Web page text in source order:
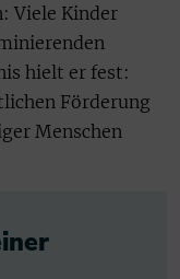
Viele Kinder
hielt er fest:
Förderung
Menschen